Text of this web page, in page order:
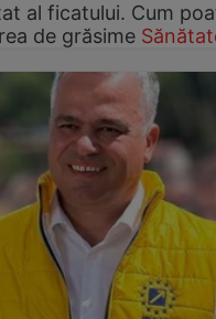
al ficatului. Cum
de grăsime